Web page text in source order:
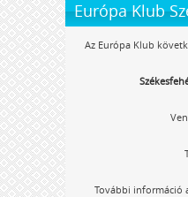
Európa Klub
Az Európa Klub
További információ